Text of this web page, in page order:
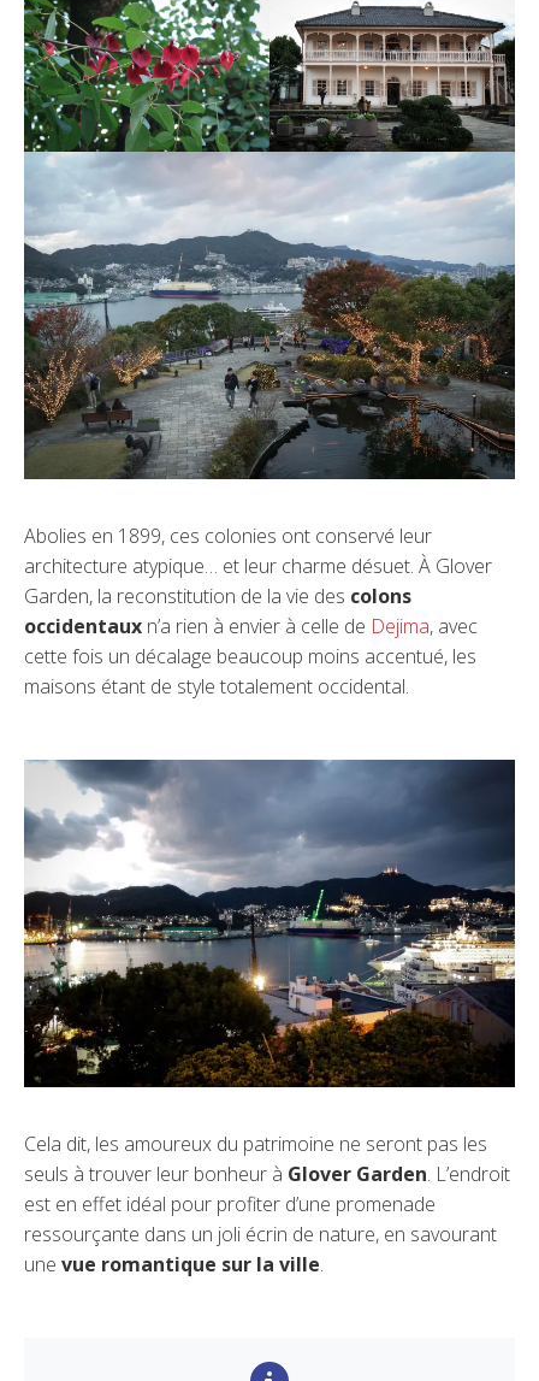
Abolies en 1899, ces colonies ont conservé leur
architecture atypique… et leur charme désuet. À Glover
Garden, la reconstitution de la vie des colons
occidentaux n’a rien à envier à celle de Dejima, avec
cette fois un décalage beaucoup moins accentué, les
maisons étant de style totalement occidental.
Cela dit, les amoureux du patrimoine ne seront pas les
seuls à trouver leur bonheur à Glover Garden. L’endroit
est en effet idéal pour profiter d’une promenade
ressourçante dans un joli écrin de nature, en savourant
une vue romantique sur la ville.